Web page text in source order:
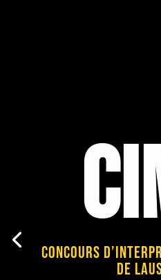
CONCOURS
DE